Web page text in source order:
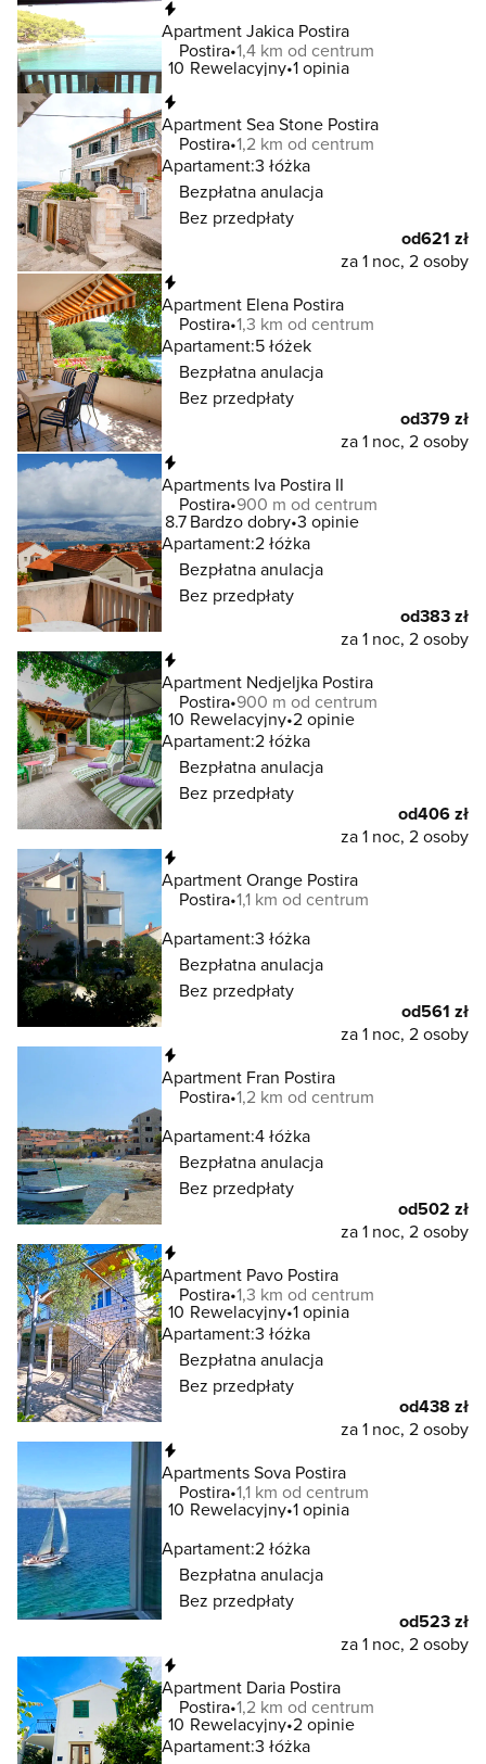
Apartment Jakica Postira
Postira 1,4 km od centrum
10 Rewelacyjny 1 opinia
Apartment Sea Stone Postira
Postira 1,2 km od centrum
Apartament:3 łóżka
Bezpłatna anulacja
Bez przedpłaty
od621 zł
za 1 noc, 2 osoby
Apartment Elena Postira
Postira 1,3 km od centrum
Apartament:5 łóżek
Bezpłatna anulacja
Bez przedpłaty
od379 zł
za 1 noc, 2 osoby
Apartments Iva Postira II
Postira 900 m od centrum
8.7Bardzo dobry 3 opinie
Apartament:2 łóżka
Bezpłatna anulacja
Bez przedpłaty
od383 zł
za 1 noc, 2 osoby
Apartment Nedjeljka Postira
Postira 900 m od centrum
10 Rewelacyjny 2 opinie
Apartament:2 łóżka
Bezpłatna anulacja
Bez przedpłaty
od406 zł
za 1 noc, 2 osoby
Apartment Orange Postira
Postira 1,1 km od centrum
Apartament:3 łóżka
Bezpłatna anulacja
Bez przedpłaty
od561 zł
za 1 noc, 2 osoby
Apartment Fran Postira
Postira 1,2 km od centrum
Apartament:4 łóżka
Bezpłatna anulacja
Bez przedpłaty
od502 zł
za 1 noc, 2 osoby
Apartment Pavo Postira
Postira 1,3 km od centrum
10 Rewelacyjny 1 opinia
Apartament:3 łóżka
Bezpłatna anulacja
Bez przedpłaty
od438 zł
za 1 noc, 2 osoby
Apartments Sova Postira
Postira 1,1 km od centrum
10 Rewelacyjny 1 opinia
Apartament:2 łóżka
Bezpłatna anulacja
Bez przedpłaty
od523 zł
za 1 noc, 2 osoby
Apartment Daria Postira
Postira 1,2 km od centrum
10 Rewelacyjny 2 opinie
Apartament:3 łóżka